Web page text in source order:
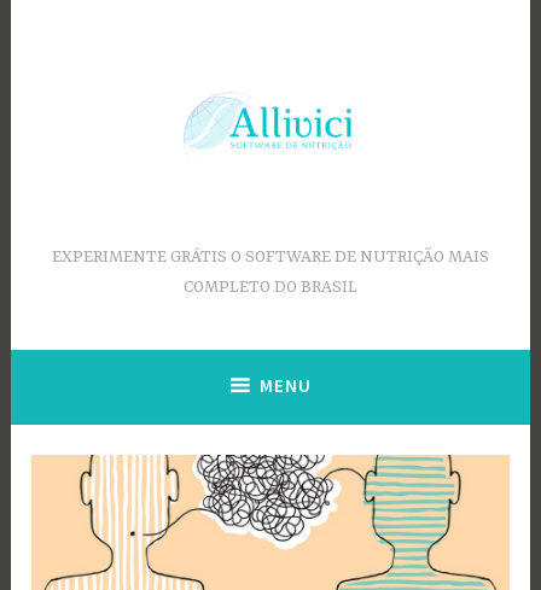
EXPERIMENTE GRÁTIS O SOFTWARE DE NUTRIÇÃO MAIS
COMPLETO DO BRASIL
MENU